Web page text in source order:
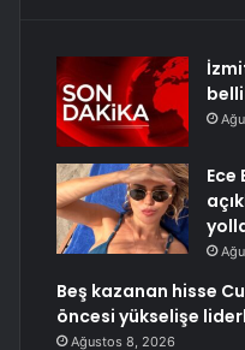
Ece
Beş kazanan hisse
öncesi yükselişe
Ağustos 8, 2026